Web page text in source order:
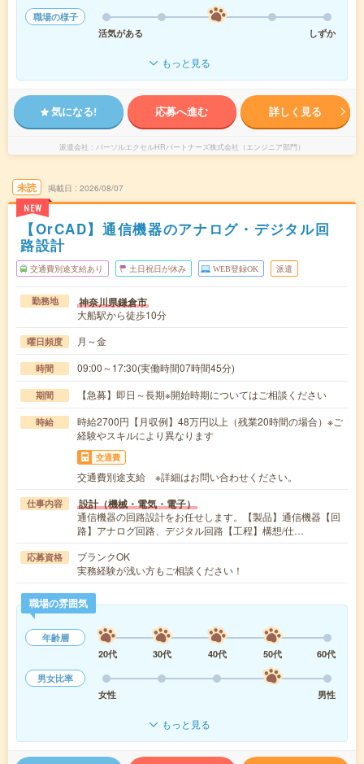
職場の様子
活気がある
しずか
もっと見る
気になる! 応募へ進む 詳しく見る
派遣会社 パーソルエクセルHRパートナーズ株式会社（エンジニア部門）
未読
NEW
掲載日 2026/08/07
【OrCAD】通信機器のアナログ・デジタル回
路設計
交通費別途支給あり 土日祝日が休み WEB登録OK 派遣
勤務地 神奈川県鎌倉市
大船駅から徒歩10分
曜日頻度 月～金
時間 09:00～17:30(実働時間07時間45分)
期間 【急募】即日～長期※開始時期についてはご相談ください
時給
時給2700円【月収例】48万円以上（残業20時間の場合）※ご
経験やスキルにより異なります
交通費
交通費別途支給 ※詳細はお問い合わせください。
仕事内容 設計（機械・電気・電子）
通信機器の回路設計をお任せします。【製品】通信機器【回
路】アナログ回路、デジタル回路【工程】構想/仕…
応募資格
ブランクOK
実務経験が浅い方もご相談ください！
職場の雰囲気
年齢層
20代
30代 40代 50代
60代
男女比率
女性
男性
もっと見る